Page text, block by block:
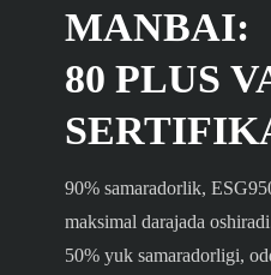
MANBAI:
80 PLUS
90% samaradorlik,
maksimal darajada
50% yuk samaradorligi,